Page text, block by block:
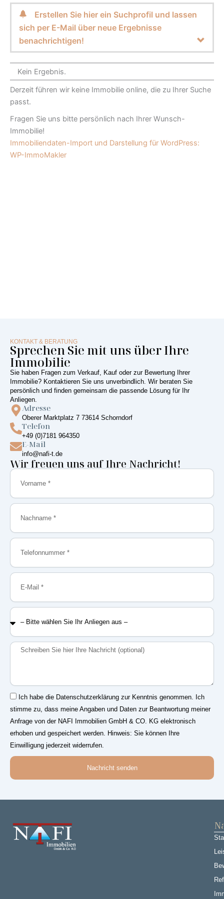
Erstellen Sie hier ein Suchprofil und lassen
sich per E-Mail über neue Ergebnisse
benachrichtigen!
Kein Ergebnis.
Derzeit führen wir keine Immobilie online, die zu Ihrer Suche
passt.
Fragen Sie uns bitte persönlich nach Ihrer Wunsch-
Immobilie!
Immobiliendaten-Import und Darstellung für WordPress:
WP-ImmoMakler
KONTAKT & BERATUNG
Sprechen Sie mit uns über Ihre
Immobilie
Sie haben Fragen zum Verkauf, Kauf oder zur Bewertung Ihrer
Immobilie? Kontaktieren Sie uns unverbindlich. Wir beraten Sie
persönlich und finden gemeinsam die passende Lösung für Ihr
Anliegen.
Adresse
Oberer Marktplatz 7 73614 Schorndorf
Telefon
+49 (0)7181 964350
E-Mail
info@nafi-t.de
Wir freuen uns auf Ihre Nachricht!
Vorname
Nachname
Telefonnummer
E-
Mail
–
Bitte
Sie
Ihr
Nachricht
Einwilligung
Ich habe die Datenschutzerklärung zur Kenntnis genommen. Ich
stimme zu, dass meine Angaben und Daten zur Beantwortung meiner
Anfrage von der NAFI Immobilien GmbH & CO. KG elektronisch
erhoben und gespeichert werden. Hinweis: Sie können Ihre
Einwilligung jederzeit widerrufen.
Nachricht senden